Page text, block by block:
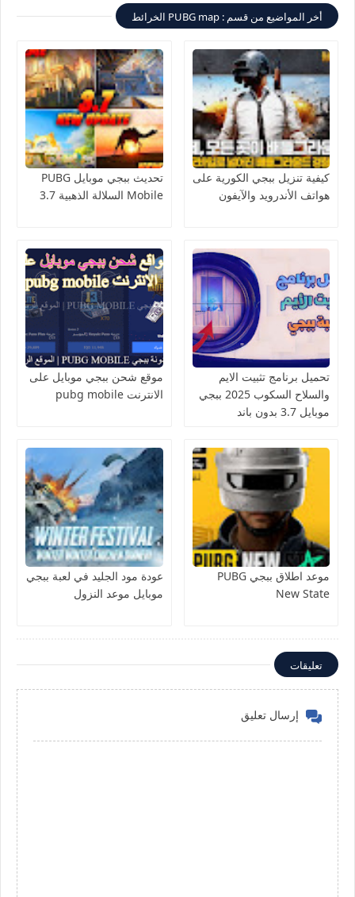
أخر المواضيع من قسم : PUBG map الخرائط
كيفية تنزيل ببجي الكورية على
هواتف الأندرويد والآيفون
تحديث ببجي موبايل PUBG
Mobile السلالة الذهبية 3.7
تحميل برنامج تثبيت الايم
والسلاح السكوب 2025 ببجي
موبايل 3.7 بدون باند
موقع شحن ببجي موبايل على
الانترنت pubg mobile
موعد اطلاق ببجي PUBG
New State
عودة مود الجليد في لعبة ببجي
موبايل موعد النزول
تعليقات
إرسال تعليق